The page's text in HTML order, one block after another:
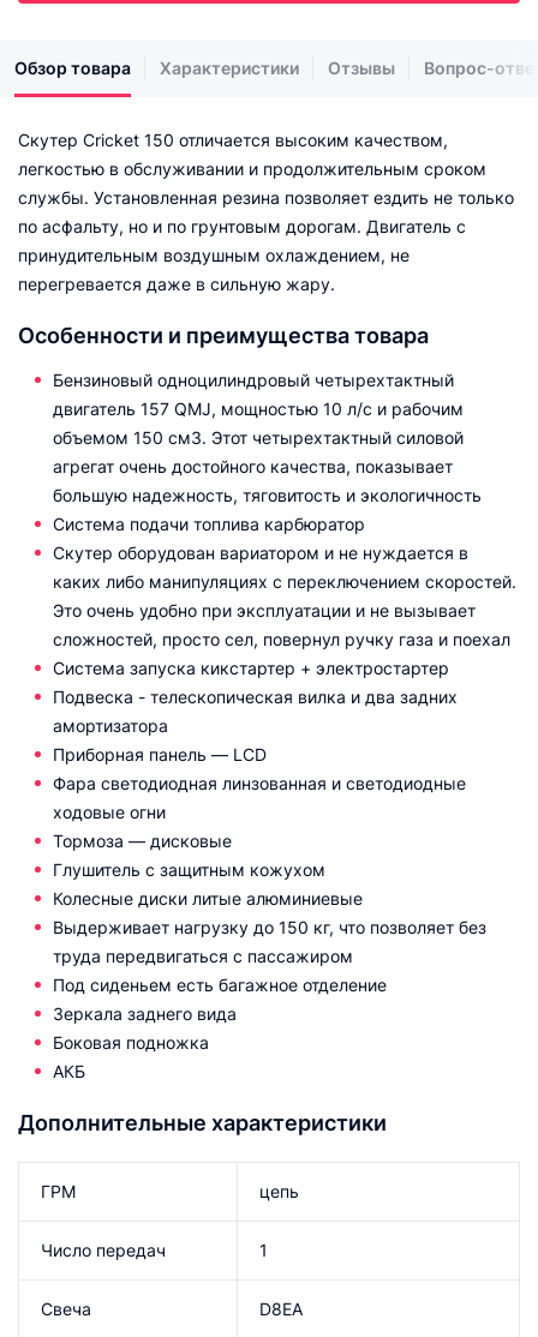
Обзор товара Характеристики Отзывы Вопрос-
Скутер Cricket 150 отличается высоким качеством,
легкостью в обслуживании и продолжительным сроком
службы. Установленная резина позволяет ездить не только
по асфальту, но и по грунтовым дорогам. Двигатель с
принудительным воздушным охлаждением, не
перегревается даже в сильную жару.
Особенности и преимущества товара
Бензиновый одноцилиндровый четырехтактный
двигатель 157 QMJ, мощностью 10 л/с и рабочим
объемом 150 см3. Этот четырехтактный силовой
агрегат очень достойного качества, показывает
большую надежность, тяговитость и экологичность
Система подачи топлива карбюратор
Скутер оборудован вариатором и не нуждается в
каких либо манипуляциях с переключением скоростей.
Это очень удобно при эксплуатации и не вызывает
сложностей, просто сел, повернул ручку газа и поехал
Система запуска кикстартер + электростартер
Подвеска - телескопическая вилка и два задних
амортизатора
Приборная панель — LCD
Фара светодиодная линзованная и светодиодные
ходовые огни
Тормоза — дисковые
Глушитель с защитным кожухом
Колесные диски литые алюминиевые
Выдерживает нагрузку до 150 кг, что позволяет без
труда передвигаться с пассажиром
Под сиденьем есть багажное отделение
Зеркала заднего вида
Боковая подножка
АКБ
Дополнительные характеристики
ГРМ цепь
Число передач 1
Свеча D8EA